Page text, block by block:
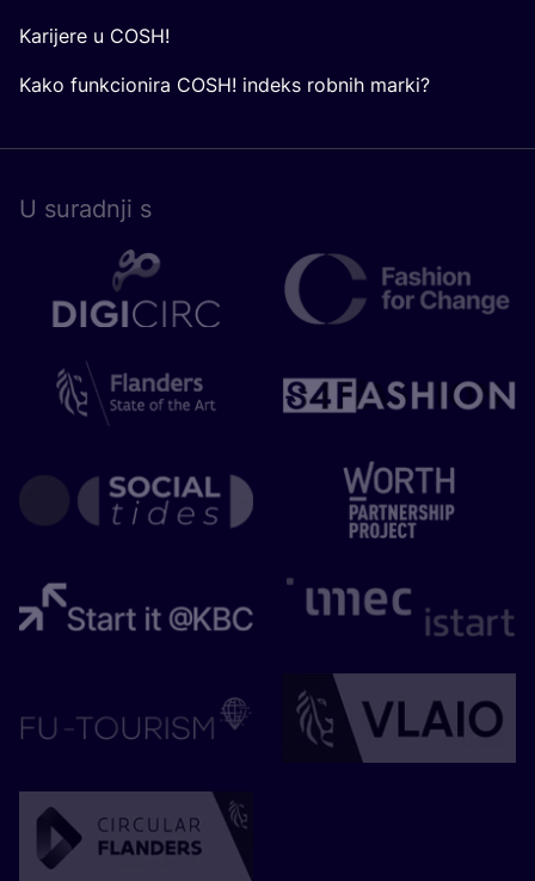
Karijere u COSH!
Kako funkcionira COSH! indeks robnih marki?
U surad­nji s